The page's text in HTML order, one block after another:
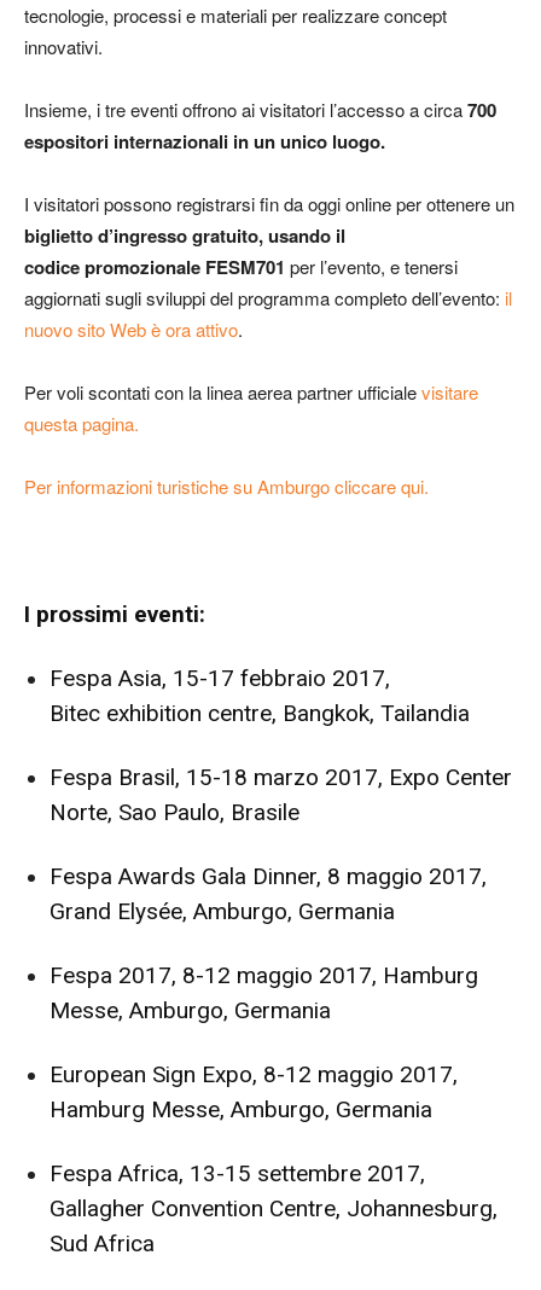
tecnologie, processi e materiali per realizzare concept
innovativi.
Insieme, i tre eventi offrono ai visitatori l’accesso a circa700
espositori internazionali in un unico luogo.
I visitatori possono registrarsi fin da oggi online per ottenere un
biglietto d’ingresso gratuito, usando il
codice promozionale FESM701 per l’evento, e tenersi
aggiornati sugli sviluppi del programma completo dell’evento: il
nuovo sito Web è ora attivo.
Per voli scontati con la linea aerea partner ufficialevisitare
questa pagina.
Per informazioni turistiche su Amburgo cliccare qui.
I prossimi eventi:
Fespa Asia, 15-17 febbraio 2017,
Bitec exhibition centre, Bangkok, Tailandia
Fespa Brasil, 15-18 marzo 2017, Expo Center
Norte, Sao Paulo, Brasile
Fespa Awards Gala Dinner, 8 maggio 2017,
Grand Elysée, Amburgo, Germania
Fespa 2017, 8-12 maggio 2017, Hamburg
Messe, Amburgo, Germania
European Sign Expo, 8-12 maggio 2017,
Hamburg Messe, Amburgo, Germania
Fespa Africa, 13-15 settembre 2017,
Gallagher Convention Centre, Johannesburg,
Sud Africa